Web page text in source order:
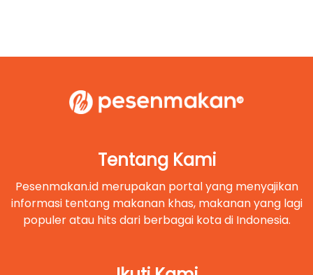
Tentang Kami
Pesenmakan.id merupakan portal yang menyajikan
informasi tentang makanan khas, makanan yang lagi
populer atau hits dari berbagai kota di Indonesia.